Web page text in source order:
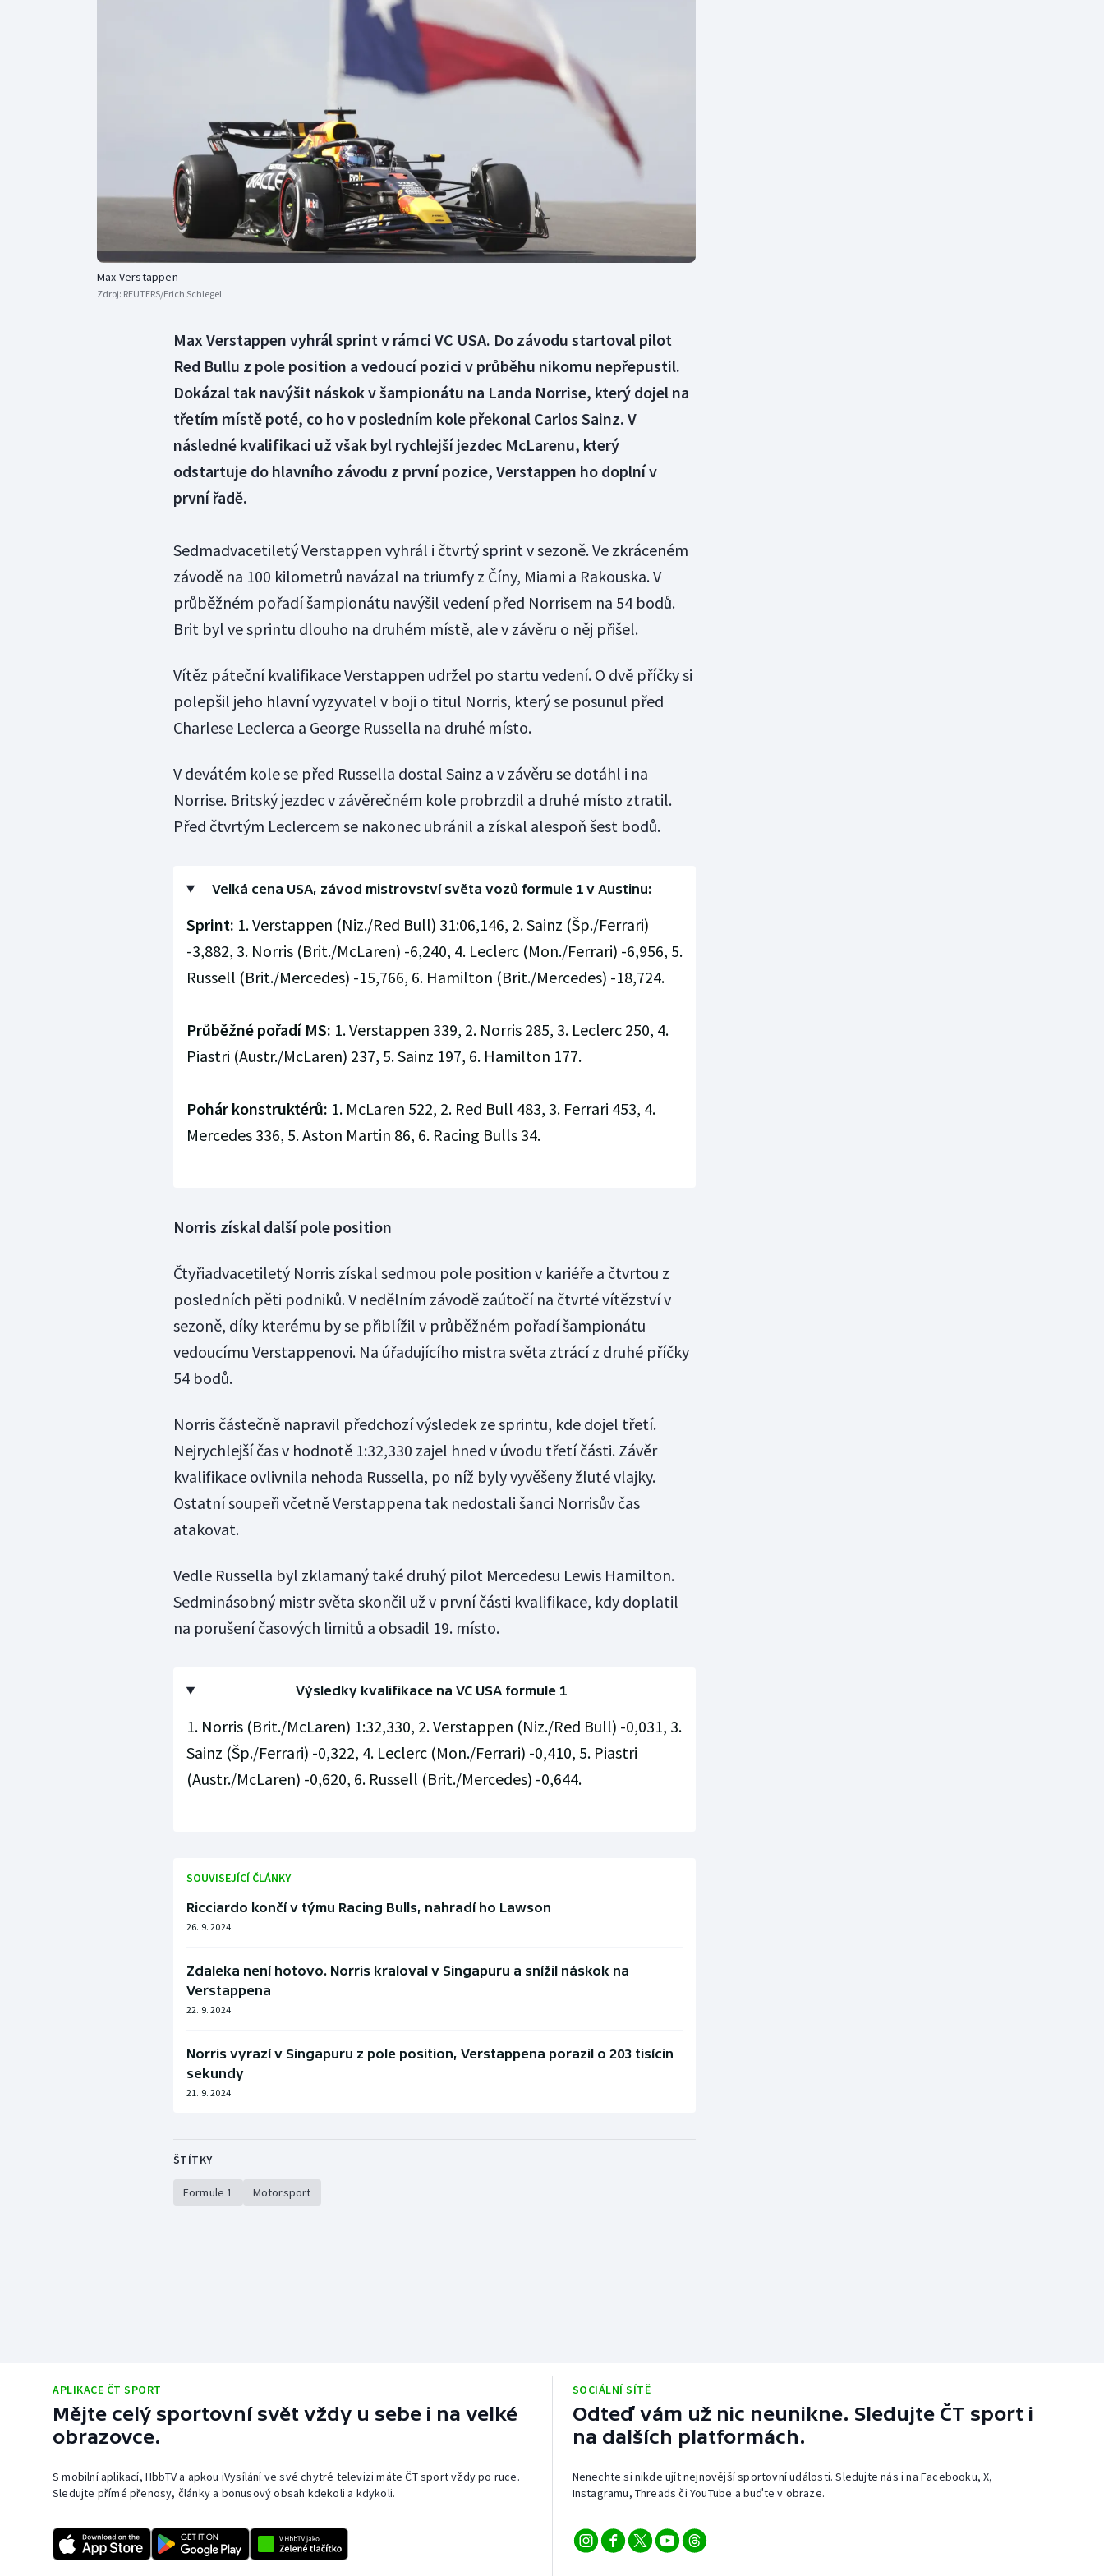
Futsal
Golf
Gymnastika
Motorsport
Olympijské hry
Plavání
Plážový volejbal
Vodní slalom
Volejbal
Ostatní
Max Verstappen
Zdroj: REUTERS/Erich Schlegel
Max Verstappen vyhrál sprint v rámci VC USA. Do závodu startoval pilot
Red Bullu z pole position a vedoucí pozici v průběhu nikomu nepřepustil.
Dokázal tak navýšit náskok v šampionátu na Landa Norrise, který dojel na
třetím místě poté, co ho v posledním kole překonal Carlos Sainz. V
následné kvalifikaci už však byl rychlejší jezdec McLarenu, který
odstartuje do hlavního závodu z první pozice, Verstappen ho doplní v
první řadě.
Sedmadvacetiletý Verstappen vyhrál i čtvrtý sprint v sezoně. Ve zkráceném
závodě na 100 kilometrů navázal na triumfy z Číny, Miami a Rakouska. V
průběžném pořadí šampionátu navýšil vedení před Norrisem na 54 bodů.
Brit byl ve sprintu dlouho na druhém místě, ale v závěru o něj přišel.
Vítěz páteční kvalifikace Verstappen udržel po startu vedení. O dvě příčky si
polepšil jeho hlavní vyzyvatel v boji o titul Norris, který se posunul před
Charlese Leclerca a George Russella na druhé místo.
V devátém kole se před Russella dostal Sainz a v závěru se dotáhl i na
Norrise. Britský jezdec v závěrečném kole probrzdil a druhé místo ztratil.
Před čtvrtým Leclercem se nakonec ubránil a získal alespoň šest bodů.
Velká cena USA, závod mistrovství světa vozů formule 1 v Austinu:
Sprint: 1. Verstappen (Niz./Red Bull) 31:06,146, 2. Sainz (Šp./Ferrari)
-3,882, 3. Norris (Brit./McLaren) -6,240, 4. Leclerc (Mon./Ferrari) -6,956, 5.
Russell (Brit./Mercedes) -15,766, 6. Hamilton (Brit./Mercedes) -18,724.
Průběžné pořadí MS: 1. Verstappen 339, 2. Norris 285, 3. Leclerc 250, 4.
Piastri (Austr./McLaren) 237, 5. Sainz 197, 6. Hamilton 177.
Pohár konstruktérů: 1. McLaren 522, 2. Red Bull 483, 3. Ferrari 453, 4.
Mercedes 336, 5. Aston Martin 86, 6. Racing Bulls 34.
Norris získal další pole position
Čtyřiadvacetiletý Norris získal sedmou pole position v kariéře a čtvrtou z
posledních pěti podniků. V nedělním závodě zaútočí na čtvrté vítězství v
sezoně, díky kterému by se přiblížil v průběžném pořadí šampionátu
vedoucímu Verstappenovi. Na úřadujícího mistra světa ztrácí z druhé příčky
54 bodů.
Norris částečně napravil předchozí výsledek ze sprintu, kde dojel třetí.
Nejrychlejší čas v hodnotě 1:32,330 zajel hned v úvodu třetí části. Závěr
kvalifikace ovlivnila nehoda Russella, po níž byly vyvěšeny žluté vlajky.
Ostatní soupeři včetně Verstappena tak nedostali šanci Norrisův čas
atakovat.
Vedle Russella byl zklamaný také druhý pilot Mercedesu Lewis Hamilton.
Sedminásobný mistr světa skončil už v první části kvalifikace, kdy doplatil
na porušení časových limitů a obsadil 19. místo.
Výsledky kvalifikace na VC USA formule 1
1. Norris (Brit./McLaren) 1:32,330, 2. Verstappen (Niz./Red Bull) -0,031, 3.
Sainz (Šp./Ferrari) -0,322, 4. Leclerc (Mon./Ferrari) -0,410, 5. Piastri
(Austr./McLaren) -0,620, 6. Russell (Brit./Mercedes) -0,644.
SOUVISEJÍCÍ ČLÁNKY
Ricciardo končí v týmu Racing Bulls, nahradí ho Lawson
26. 9. 2024
Zdaleka není hotovo. Norris kraloval v Singapuru a snížil náskok na
Verstappena
22. 9. 2024
Norris vyrazí v Singapuru z pole position, Verstappena porazil o 203 tisícin
sekundy
21. 9. 2024
ŠTÍTKY
Formule 1 Motorsport
APLIKACE ČT SPORT
Mějte celý sportovní svět vždy u sebe i na velké
obrazovce.
S mobilní aplikací, HbbTV a apkou iVysílání ve své chytré televizi máte ČT sport vždy po ruce.
Sledujte přímé přenosy, články a bonusový obsah kdekoli a kdykoli.
SOCIÁLNÍ SÍTĚ
Odteď vám už nic neunikne. Sledujte ČT sport i
na dalších platformách.
Nenechte si nikde ujít nejnovější sportovní události. Sledujte nás i na Facebooku, X,
Instagramu, Threads či YouTube a buďte v obraze.